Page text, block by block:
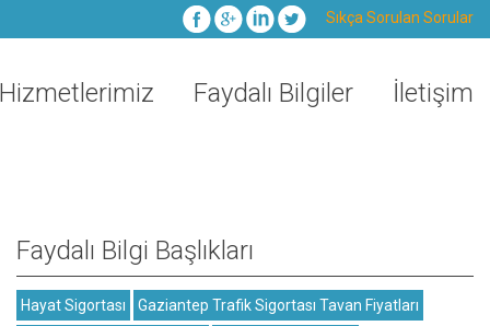
Sıkça Sorulan Sorular
Faydalı Bilgiler İletişim
Faydalı Bilgi Başlıkları
Hayat Sigortası
Gaziantep Trafik Sigortası Tavan Fiyatları